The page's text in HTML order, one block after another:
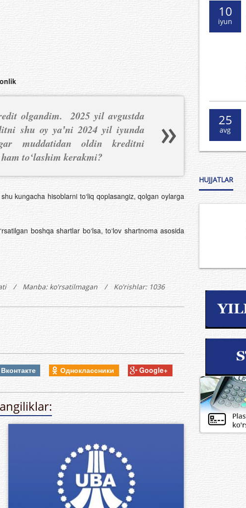
olgandim. 2025 yil avgustda
shu oy yaʼni 2024 yil iyunda
muddatidan oldin kreditni
to‘lashim kerakmi?
kungacha hisoblarni to‘liq qoplasangiz, qolgan oylarga
boshqa shartlar bo‘lsa, to‘lov shartnoma asosida
/ Manba: ko'rsatilmagan / Ko'rishlar: 1036
Вконтакте Одноклассники Google+
10
iyun
25
avg
HUJJATLAR